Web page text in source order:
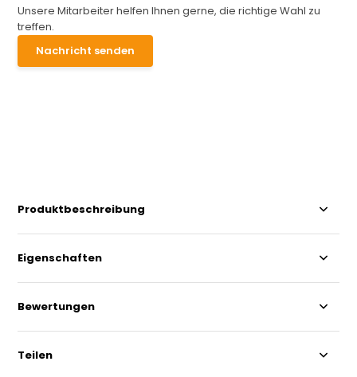
Unsere Mitarbeiter helfen Ihnen gerne, die richtige Wahl zu
treffen.
Nachricht senden
Produktbeschreibung
Eigenschaften
Bewertungen
Teilen